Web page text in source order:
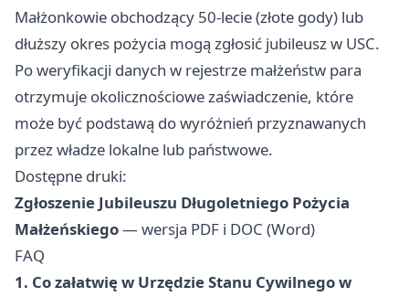
Małżonkowie obchodzący 50-lecie (złote gody) lub
dłuższy okres pożycia mogą zgłosić jubileusz w USC.
Po weryfikacji danych w rejestrze małżeństw para
otrzymuje okolicznościowe zaświadczenie, które
może być podstawą do wyróżnień przyznawanych
przez władze lokalne lub państwowe.
Dostępne druki:
Zgłoszenie Jubileuszu Długoletniego Pożycia
Małżeńskiego— wersja PDF i DOC (Word)
FAQ
1. Co załatwię w Urzędzie Stanu Cywilnego w